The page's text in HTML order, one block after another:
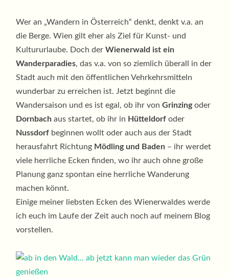
Wer an „Wandern in Österreich“ denkt, denkt v.a. an
die Berge. Wien gilt eher als Ziel für Kunst- und
Kultururlaube. Doch derWienerwald ist ein
Wanderparadies, das v.a. von so ziemlich überall in der
Stadt auch mit den öffentlichen Vehrkehrsmitteln
wunderbar zu erreichen ist. Jetzt beginnt die
Wandersaison und es ist egal, ob ihr vonGrinzingoder
Dornbach aus startet, ob ihr in Hütteldorf oder
Nussdorf beginnen wollt oder auch aus der Stadt
herausfahrt Richtung Mödling und Baden – ihr werdet
viele herrliche Ecken finden, wo ihr auch ohne große
Planung ganz spontan eine herrliche Wanderung
machen könnt.
Einige meiner liebsten Ecken des Wienerwaldes werde
ich euch im Laufe der Zeit auch noch auf meinem Blog
vorstellen.